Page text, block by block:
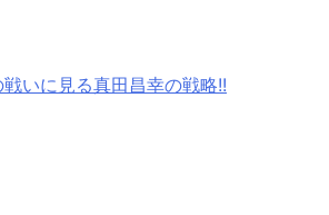
いに見る真田昌幸の戦略!!